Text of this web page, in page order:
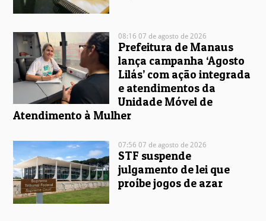
08:16 07 de agosto de 2026
Prefeitura de Manaus
lança campanha ‘Agosto
Lilás’ com ação integrada
e atendimentos da
Unidade Móvel de
Atendimento à Mulher
07:56 07 de agosto de 2026
STF suspende
julgamento de lei que
proíbe jogos de azar